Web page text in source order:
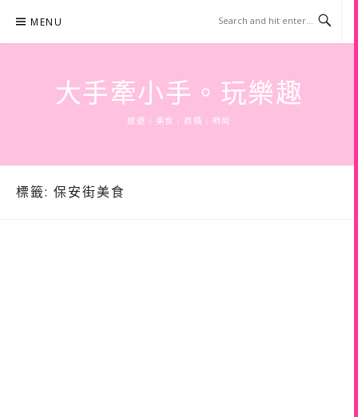
content
MENU
大手牽小手。玩樂趣
旅遊 | 美食 | 商攝 | 時尚
標籤: 保安街美食